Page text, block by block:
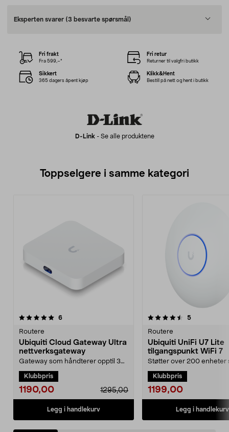
Eksperten svarer (3 besvarte spørsmål)
D-Link- Se alle produktene
Fri frakt
Fra 599,–*
Fri retur
Returner til valgfri butikk
Sikkert
365 dagers åpent kjøp
Klikk&Hent
Bestill på nett og hent i butikk
Toppselgere i samme kategori
6anmeldelser
Routere
Ubiquiti Cloud Gateway Ultra
nettverksgateway
Gateway som håndterer opptil 30
Ubiquiti Cloud Ga...
Klubbpris
1190,00 1295,00
Legg i handlekurv
4.5 av 5 stjerner 5anmeldelser
Routere
Ubiquiti UniFi U7 Lite
tilgangspunkt WiFi 7
Støtter over 200 enheter
UniFi U7 Lit...
Klubbpris
1199,00
Legg i handlekurv
4.5 av 5 stjerner